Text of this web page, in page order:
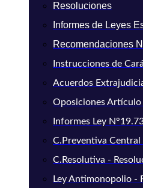
Resoluciones
Informes de Leyes
Recomendaciones
Instrucciones de
Acuerdos
Oposiciones Artículo
Informes Ley
C.Preventiva
C.Resolutiva -
Ley Antimonopolio -